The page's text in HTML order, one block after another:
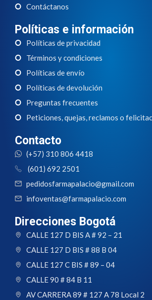
Contáctanos
Políticas e información
Políticas de privacidad
Términos y condiciones
Políticas de envío
Políticas de devolución
Preguntas frecuentes
Peticiones, quejas, reclamos o
Contacto
(+57) 310 806 4418
(601) 692 2501
pedidosfarmapalacio@gmail.com
infoventas@farmapalacio.com
Direcciones Bogotá
CALLE 127 D BIS A # 92 – 21
CALLE 127 D BIS # 88 B 04
CALLE 127 C BIS # 89 – 04
CALLE 90 # 84 B 11
AV CARRERA 89 # 127 A 78 Local 2